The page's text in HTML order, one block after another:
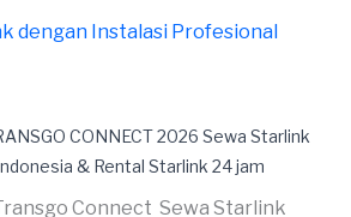
dengan Instalasi Profesional
CONNECT 2026 Sewa Starlink
& Rental Starlink 24 jam
Connect Sewa Starlink